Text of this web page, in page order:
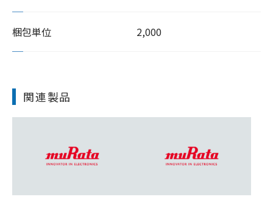
梱包単位 2,000
関連製品